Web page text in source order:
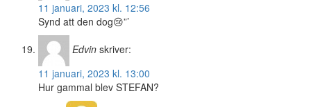
11 januari, 2023 kl. 12:56
Synd att den dog😢”’
Edvin skriver:
11 januari, 2023 kl. 13:00
Hur gammal blev STEFAN?